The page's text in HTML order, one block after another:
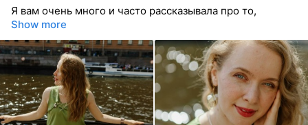
Я вам очень много и часто рассказывала про то,
Show more